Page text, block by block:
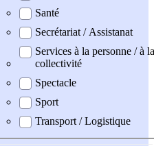
Santé
Secrétariat / Assistanat
Services à la personne / à la
collectivité
Spectacle
Sport
Transport / Logistique